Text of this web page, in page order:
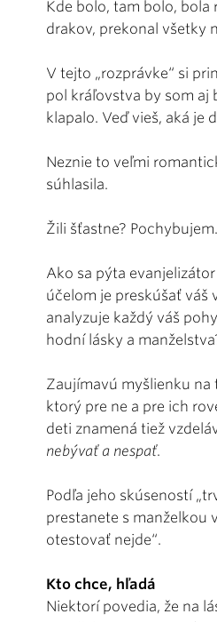
Kde bolo, tam bolo, bola
drakov, prekonal všetky
V tejto „rozprávke“ si
pol kráľovstva by som aj
klapalo. Veď vieš, aká je
Neznie to veľmi
súhlasila.
Žili šťastne? Pochybujem.
Ako sa pýta
účelom je preskúšať váš
analyzuje každý váš
hodní lásky a
Zaujímavú myšlienku
ktorý pre ne a pre ich
deti znamená tiež
nebývať a nespať.
Podľa jeho skúseností
prestanete s manželkou
otestovať nejde“.
Kto chce, hľadá
Niektorí povedia, že na